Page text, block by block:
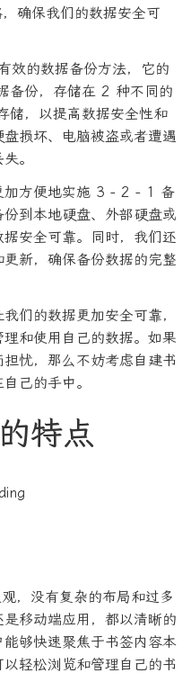
确保我们的数据安全可
效的数据备份方法，它的
备份，存储在 2 种不同的
储，以提高数据安全性和
损坏、电脑被盗或者遭遇
。
加方便地实施 3 - 2 - 1 备
到本地硬盘、外部硬盘或
安全可靠。同时，我们还
新，确保备份数据的完整
们的数据更加安全可靠，
和使用自己的数据。如果
忧，那么不妨考虑自建书
己的手中。
特点
，没有复杂的布局和过多
移动端应用，都以清晰的
够快速聚焦于书签内容本
轻松浏览和管理自己的书